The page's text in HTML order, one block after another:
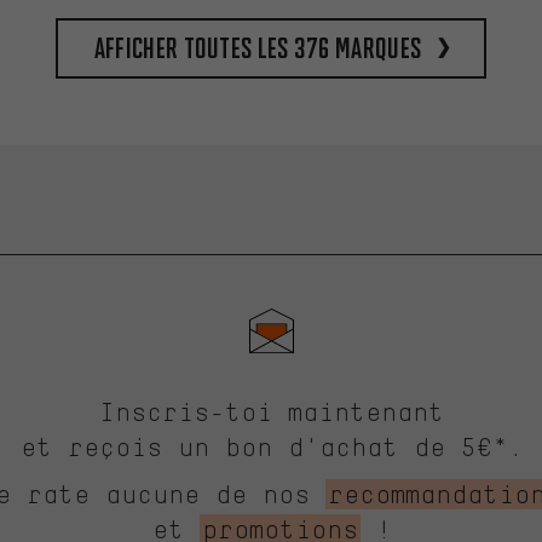
Afficher toutes les 376 marques
Inscris-toi maintenant
et reçois un bon d'achat de 5€*.
rate aucune de nos
et
promotions !